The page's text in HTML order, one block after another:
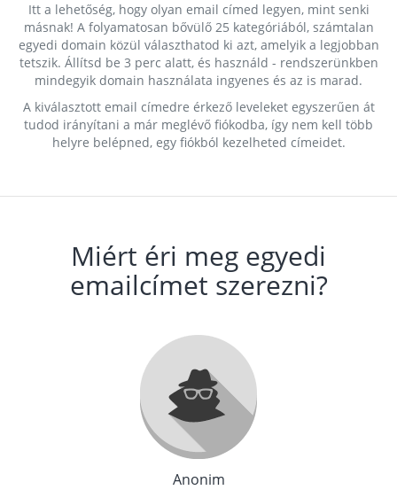
Itt a lehetőség, hogy olyan email címed legyen, mint senki
másnak! A folyamatosan bővülő 25 kategóriából, számtalan
egyedi domain közül választhatod ki azt, amelyik a legjobban
tetszik. Állítsd be 3 perc alatt, és használd - rendszerünkben
mindegyik domain használata ingyenes és az is marad.
A kiválasztott email címedre érkező leveleket egyszerűen át
tudod irányítani a már meglévő fiókodba, így nem kell több
helyre belépned, egy fiókból kezelheted címeidet.
Miért éri meg egyedi
emailcímet szerezni?
Anonim